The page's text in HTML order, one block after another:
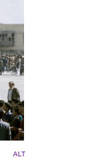
ALT